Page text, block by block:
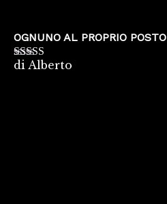
OGNUNO AL PROPRIO POSTO
Valutato5su
di Alberto